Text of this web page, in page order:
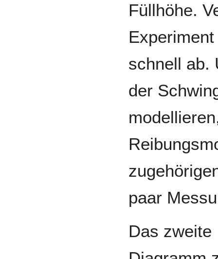
Füllhöhe.
schnell ab.
der
paar
Das zweite